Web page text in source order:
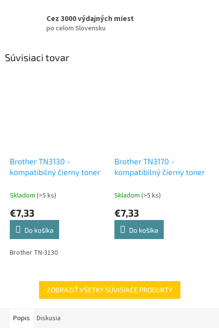
Cez 3000 výdajných miest
po celom Slovensku
Súvisiaci tovar
Brother TN3130 -
kompatibilný čierny toner
Skladom (>5 ks)
€7,33
Do košíka
Brother TN-3130
Brother TN3170 -
kompatibilný čierny toner
Skladom (>5 ks)
€7,33
Do košíka
ZOBRAZIŤ VŠETKY SÚVISIACE PRODUKTY
Popis Diskusia